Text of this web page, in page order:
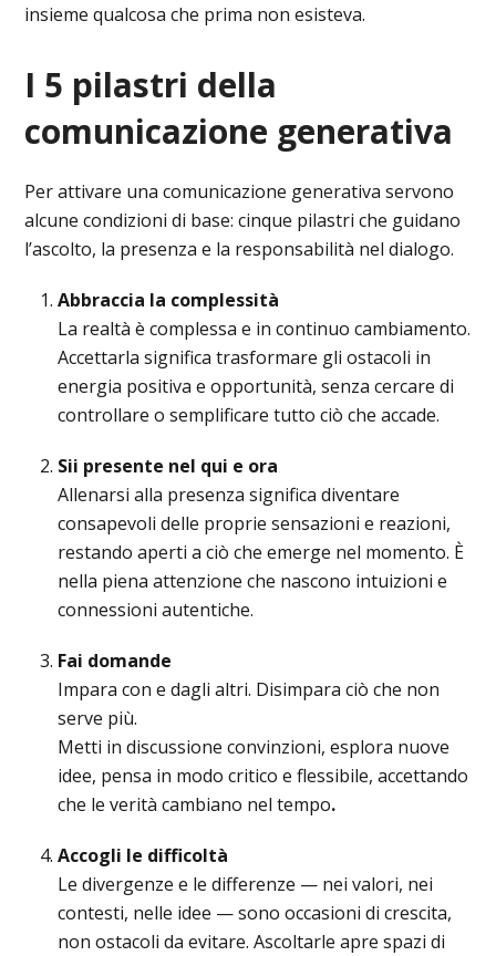
insieme qualcosa che prima non esisteva.
I 5 pilastri della
comunicazione generativa
Per attivare una comunicazione generativa servono
alcune condizioni di base: cinque pilastri che guidano
l’ascolto, la presenza e la responsabilità nel dialogo.
Abbraccia la complessità
La realtà è complessa e in continuo cambiamento.
Accettarla significa trasformare gli ostacoli in
energia positiva e opportunità, senza cercare di
controllare o semplificare tutto ciò che accade.
Sii presente nel qui e ora
Allenarsi alla presenza significa diventare
consapevoli delle proprie sensazioni e reazioni,
restando aperti a ciò che emerge nel momento. È
nella piena attenzione che nascono intuizioni e
connessioni autentiche.
Fai domande
Impara con e dagli altri. Disimpara ciò che non
serve più.
Metti in discussione convinzioni, esplora nuove
idee, pensa in modo critico e flessibile, accettando
che le verità cambiano nel tempo.
Accogli le difficoltà
Le divergenze e le differenze — nei valori, nei
contesti, nelle idee — sono occasioni di crescita,
non ostacoli da evitare. Ascoltarle apre spazi di